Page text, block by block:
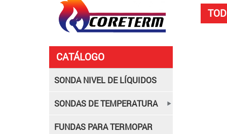
CATÁLOGO
SONDA NIVEL DE LÍQUIDOS
SONDAS DE TEMPERATURA
FUNDAS PARA TERMOPAR